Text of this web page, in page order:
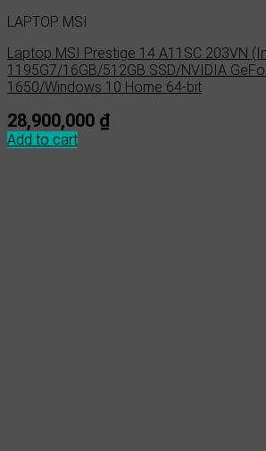
LAPTOP MSI
Laptop MSI Prestige 14 A11SC 203VN
1195G7/16GB/512GB SSD/NVIDIA
1650/Windows 10 Home 64-bit
28,900,000 ₫
Add to cart